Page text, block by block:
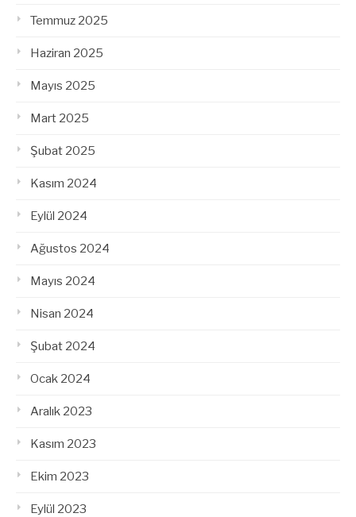
Temmuz 2025
Haziran 2025
Mayıs 2025
Mart 2025
Şubat 2025
Kasım 2024
Eylül 2024
Ağustos 2024
Mayıs 2024
Nisan 2024
Şubat 2024
Ocak 2024
Aralık 2023
Kasım 2023
Ekim 2023
Eylül 2023